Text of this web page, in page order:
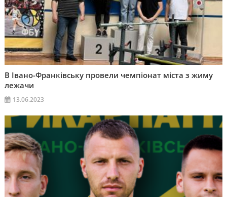
В Івано-Франківську провели чемпіонат міста з жиму
лежачи
13.06.2023